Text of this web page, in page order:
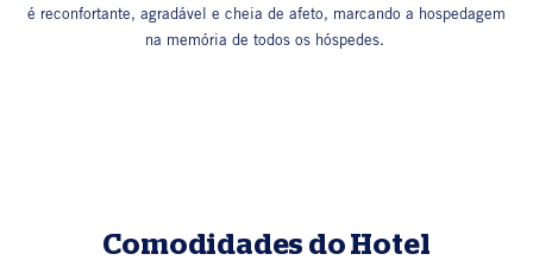
é reconfortante, agradável e cheia de afeto, marcando a hospedagem
na memória de todos os hóspedes.
Comodidades do Hotel